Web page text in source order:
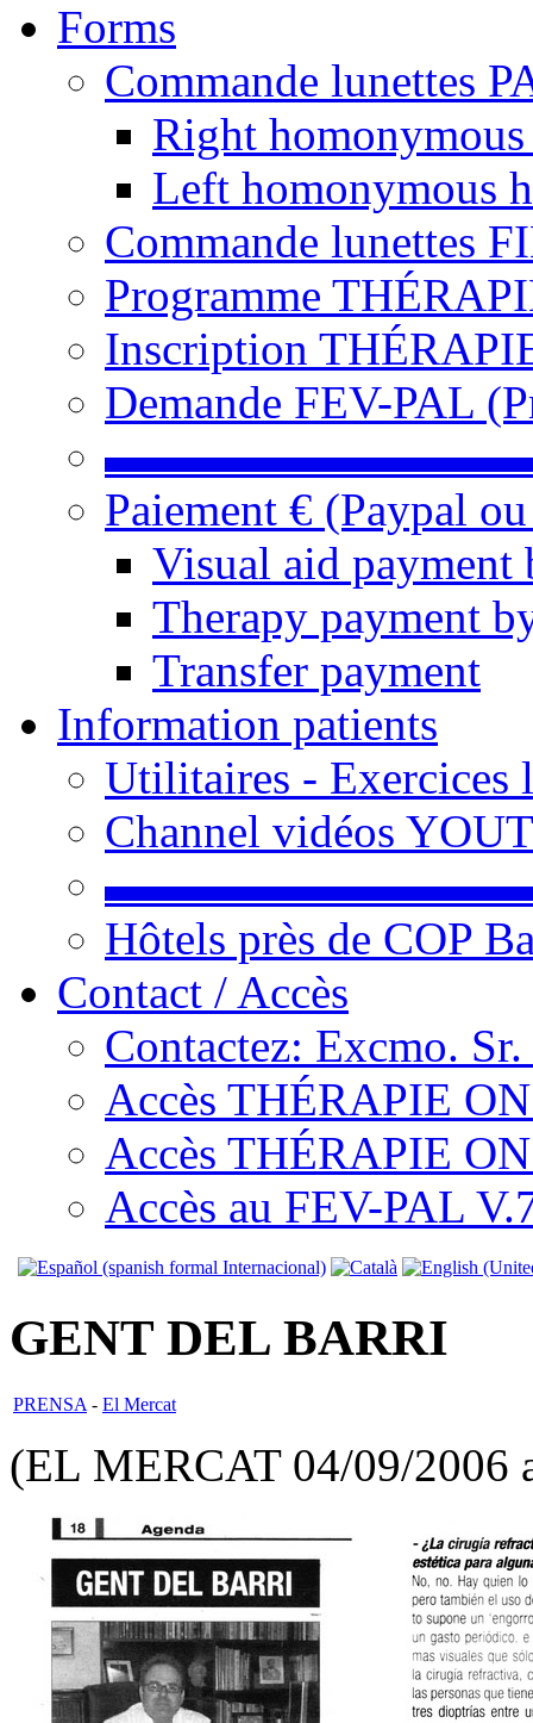
Forms
Commande lunettes
Right
Left homonymous
Commande lunettes
Programme
Inscription
Demande FEV-PAL
Paiement € (Paypal
Visual aid payment
Therapy payment
Transfer payment
Information patients
Utilitaires - Exercices
Channel vidéos
Hôtels près de COP
Contact / Accès
Contactez: Excmo.
Accès THÉRAPIE
Accès THÉRAPIE
Accès au FEV-PAL
GENT DEL BARRI
PRENSA - El Mercat
(EL MERCAT 04/09/2006